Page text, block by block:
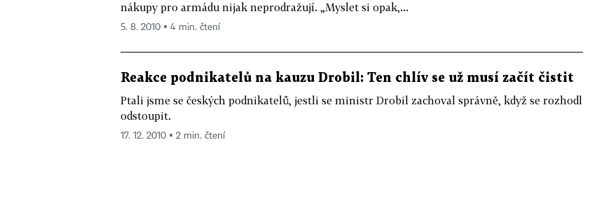
nákupy pro armádu nijak neprodražují. „Myslet si opak,...
5. 8. 2010 ▪ 4 min. čtení
Reakce podnikatelů na kauzu Drobil: Ten chlív se už musí začít čistit
Ptali jsme se českých podnikatelů, jestli se ministr Drobil zachoval správně, když se rozhodl
odstoupit.
17. 12. 2010 ▪ 2 min. čtení